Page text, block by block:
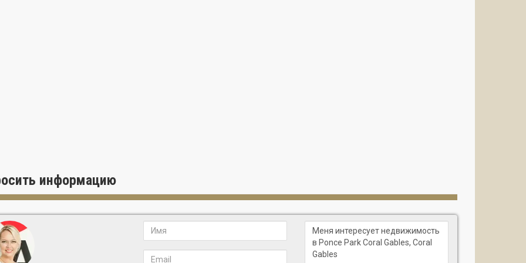
ванны и просторные душевые кабины с многофункциональными лейками
мраморная отделка и сантехника от Dornbracht
и сервис мирового уровня
комплекса:
бассейн на крыше с зонами отдыха и коктейль-баром
информацию